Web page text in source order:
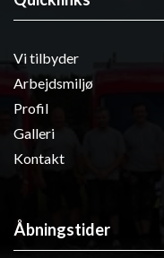
Vi tilbyder
Arbejdsmiljø
Profil
Galleri
Kontakt
Åbningstider